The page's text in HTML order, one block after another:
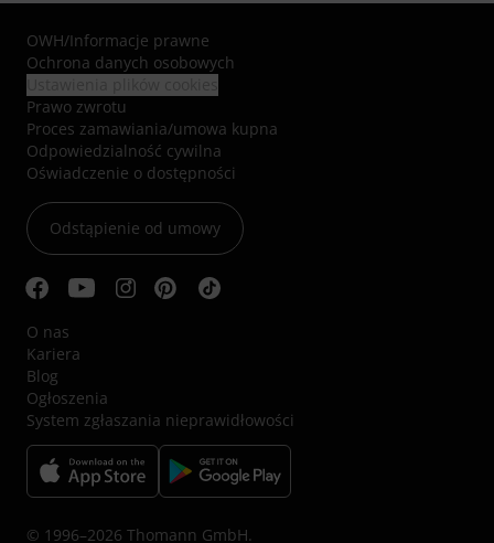
OWH/Informacje prawne
Ochrona danych osobowych
Prawo zwrotu
Proces zamawiania/umowa kupna
Odpowiedzialność cywilna
Oświadczenie o dostępności
Odstąpienie od umowy
O nas
Kariera
Blog
Ogłoszenia
System zgłaszania nieprawidłowości
© 1996–2026 Thomann GmbH.